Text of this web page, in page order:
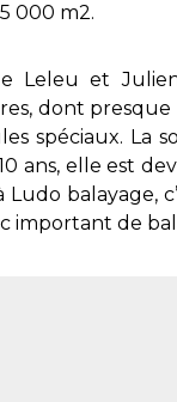
000 m2.
Leleu et
dont
spéciaux. La
ans, elle est
balayage,
important de